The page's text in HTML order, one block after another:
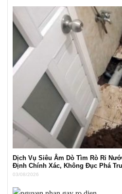
Dịch Vụ Siêu Âm Dò Tìm Rò Rỉ
Định Chính Xác, Không Đục Phá
03/08/2026